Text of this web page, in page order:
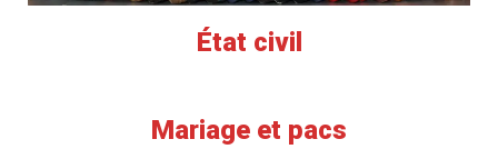
État civil
Mariage et pacs